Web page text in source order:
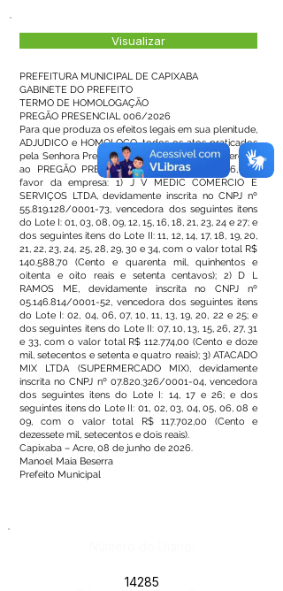
Visualizar
PREFEITURA MUNICIPAL DE CAPIXABA
GABINETE DO PREFEITO
TERMO DE HOMOLOGAÇÃO
PREGÃO PRESENCIAL 006/2026
Para que produza os efeitos legais em sua plenitude,
ADJUDICO e HOMOLOGO, todos os atos praticados
pela Senhora Pregoeira e equipe de apoio, referente
ao PREGÃO PRESENCIAL SRP Nº 006/2026, em
favor da empresa: 1) J V MEDIC COMERCIO E
SERVIÇOS LTDA, devidamente inscrita no CNPJ nº
55.819.128/0001-73, vencedora dos seguintes itens
do Lote I: 01, 03, 08, 09, 12, 15, 16, 18, 21, 23, 24 e 27; e
dos seguintes itens do Lote II: 11, 12, 14, 17, 18, 19, 20,
21, 22, 23, 24, 25, 28, 29, 30 e 34, com o valor total R$
140.588,70 (Cento e quarenta mil, quinhentos e
oitenta e oito reais e setenta centavos); 2) D L
RAMOS ME, devidamente inscrita no CNPJ nº
05.146.814/0001-52, vencedora dos seguintes itens
do Lote I: 02, 04, 06, 07, 10, 11, 13, 19, 20, 22 e 25; e
dos seguintes itens do Lote II: 07, 10, 13, 15, 26, 27, 31
e 33, com o valor total R$ 112.774,00 (Cento e doze
mil, setecentos e setenta e quatro reais); 3) ATACADO
MIX LTDA (SUPERMERCADO MIX), devidamente
inscrita no CNPJ nº 07.820.326/0001-04, vencedora
dos seguintes itens do Lote I: 14, 17 e 26; e dos
seguintes itens do Lote II: 01, 02, 03, 04, 05, 06, 08 e
09, com o valor total R$ 117.702,00 (Cento e
dezessete mil, setecentos e dois reais).
Capixaba – Acre, 08 de junho de 2026.
Manoel Maia Beserra
Prefeito Municipal
14285